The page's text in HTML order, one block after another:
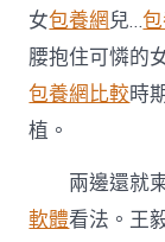
女包養網兒…
腰抱住可憐的
包養網比較時
植。
兩邊還就
軟體看法。王